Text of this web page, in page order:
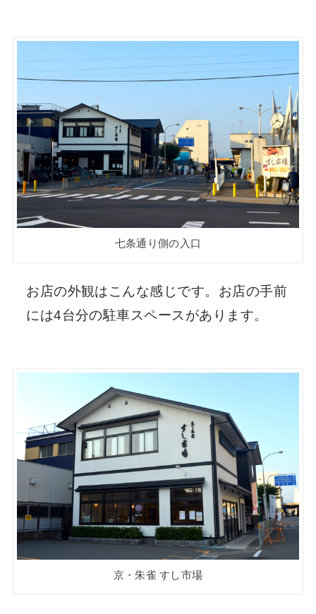
七条通り側の入口
お店の外観はこんな感じです。お店の手前
には4台分の駐車スペースがあります。
京・朱雀 すし市場